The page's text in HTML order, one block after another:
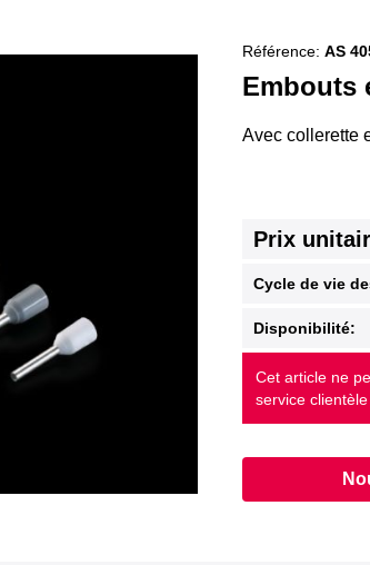
Embouts
Référence: AS
Avec collerette
Prix
Cycle de vie
Disponibilité:
Cet article ne
service